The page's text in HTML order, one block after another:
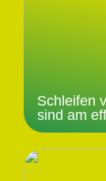
Schleifen
sind am